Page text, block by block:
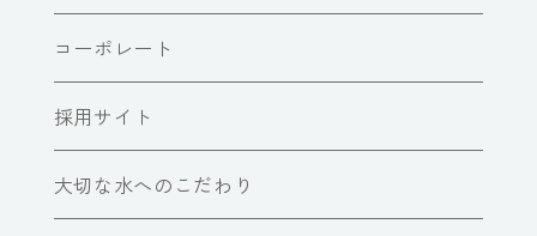
コーポレート
採用サイト
大切な水へのこだわり